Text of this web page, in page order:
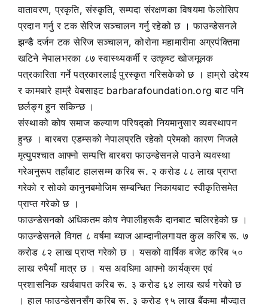
वातावरण, प्रकृति, संस्कृति, सम्पदा संरक्षणका विषयमा फेलोसिप
प्रदान गर्नु र टक सेरिज सञ्चालन गर्नु रहेको छ । फाउन्डेसनले
झन्डै दर्जन टक सेरिज सञ्चालन, कोरोना महामारीमा अग्रपंक्तिमा
खटिने नेपालभरका ८७ स्वास्थ्यकर्मी र उत्कृष्ट खोजमूलक
पत्रकारिता गर्ने पत्रकारलाई पुरस्कृत गरिसकेको छ । हाम्रो उद्देश्य
र कामबारे हाम्रै वेबसाइट barbarafoundation.org बाट पनि
छर्लङ्ग हुन सकिन्छ ।
संस्थाको कोष समाज कल्याण परिषद्को नियमानुसार व्यवस्थापन
हुन्छ । बारबरा एडम्सको नेपालप्रति रहेको प्रेमको कारण निजले
मृत्युपश्चात आफ्नो सम्पत्ति बारबरा फाउन्डेसनले पाउने व्यवस्था
गरेअनुरूप तहाँबाट हालसम्म करिब रू. २ करोड ८८ लाख प्राप्त
गरेको र सोको कानुनबमोजिम सम्बन्धित निकायबाट स्वीकृतिसमेत
प्राप्त गरेको छ ।
फाउन्डेसनको अधिकतम कोष नेपालीहरूकै दानबाट चलिरहेको छ ।
फाउन्डेसनले विगत ८ वर्षमा ब्याज आम्दानीलगायत कुल करिब रू. ७
करोड ८२ लाख प्राप्त गरेको छ । यसको वार्षिक बजेट करिब ५०
लाख रुपैयाँ मात्र छ । यस अवधिमा आफ्नो कार्यक्रम एवं
प्रशासनिक खर्चबापत करिब रू. ३ करोड ६४ लाख खर्च गरेको छ
। हाल फाउन्डेसनसँग करिब रू. ३ करोड ९५ लाख बैंकमा मौज्दात